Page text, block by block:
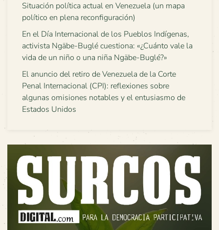
Situación política actual en Venezuela (un mapa
político en plena reconfiguración)
En el Día Internacional de los Pueblos Indígenas,
activista Ngäbe-Buglé cuestiona: «¿Cuánto vale la
vida de un niño o una niña Ngäbe-Buglé?»
El anuncio del retiro de Venezuela de la Corte
Penal Internacional (CPI): reflexiones sobre
algunas omisiones notables y el entusiasmo de
Estados Unidos